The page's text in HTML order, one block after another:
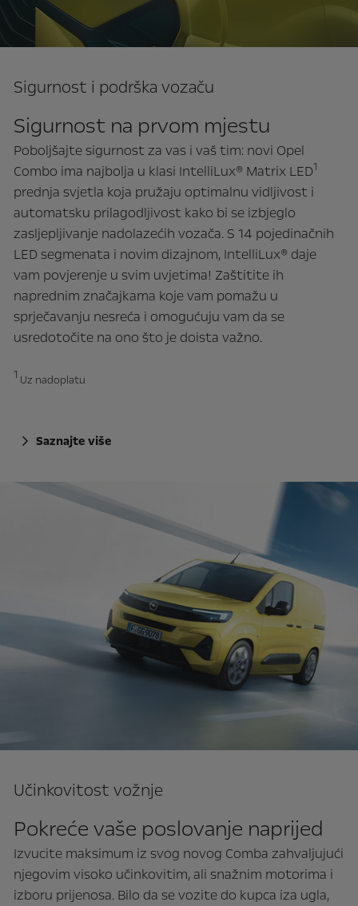
Sigurnost i podrška vozaču
Sigurnost na prvom mjestu
Poboljšajte sigurnost za vas i vaš tim: novi Opel
Combo ima najbolja u klasi IntelliLux® Matrix LED1
prednja svjetla koja pružaju optimalnu vidljivost i
automatsku prilagodljivost kako bi se izbjeglo
zasljepljivanje nadolazećih vozača. S 14 pojedinačnih
LED segmenata i novim dizajnom, IntelliLux® daje
vam povjerenje u svim uvjetima! Zaštitite ih
naprednim značajkama koje vam pomažu u
sprječavanju nesreća i omogućuju vam da se
usredotočite na ono što je doista važno.
1 Uz nadoplatu
Saznajte više
Učinkovitost vožnje
Pokreće vaše poslovanje naprijed
Izvucite maksimum iz svog novog Comba zahvaljujući
njegovim visoko učinkovitim, ali snažnim motorima i
izboru prijenosa. Bilo da se vozite do kupca iza ugla,